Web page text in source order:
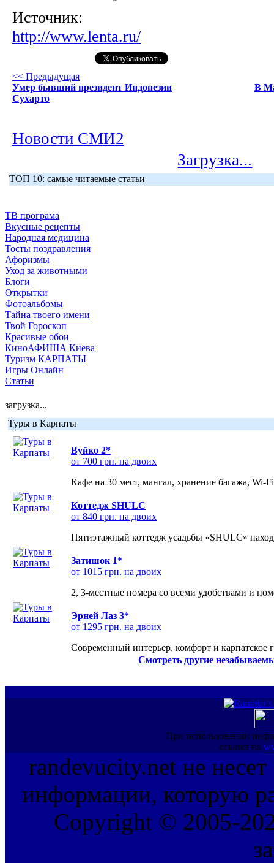
Источник:
http://www.lenta.ru/
<< Предыдущая
Умер бывший президент Индонезии
Сухарто
В
Новости СМИ2
Загрузка...
ТОП 10: самые читаемые статьи
ТВ програма
Вкусные рецепты
Народная медицина
Тосты поздравления
Афоризмы
Уход за животными
Блоги
Открытки
Фотоальбомы
Тайна твоего имени
Твой Гороскоп
Красивые обои
КиноАФИША Киева
Туризм КАРПАТЫ
Игры Онлайн
Статьи
загрузка...
Туры в Карпаты
Вуйко 2*
от 700 грн. на двоих
Кафе на 30 мест, мангал, хранение багажа, Wi-
Коттедж SHULC
от 840 грн. на двоих
Пятиэтажный коттедж усадьбы «SHULC»
Затишок 1*
от 1015 грн. на двоих
2, 3-местные номера со всеми удобствами и
Эрней Лаз 3*
от 1295 грн. на двоих
Современный интерьер, комфорт и карпатское
Смотреть другие
При использовании
ссылка на
randevucity.net не несет
информации, которую
Copyright © 2005-